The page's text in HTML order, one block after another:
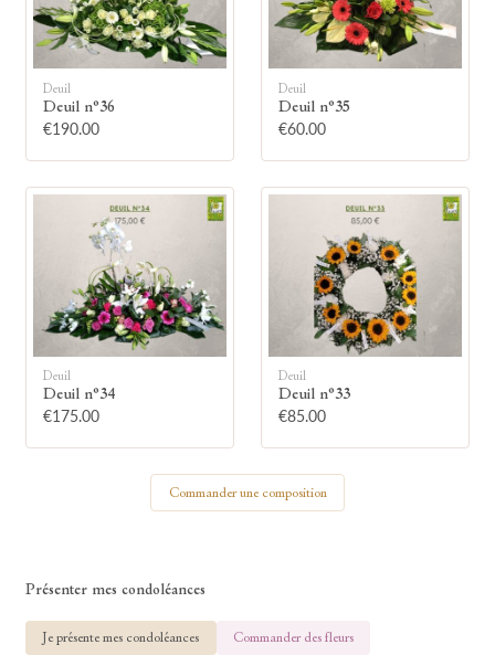
Allumez une bougie
Montrez votre soutien à la famille en
allumant symboliquement une bougie.
Votre prénom
Deuil
Deuil n°36
€190.00
Deuil
Deuil n°35
€60.00
Deuil
Deuil n°34
€175.00
Deuil
Deuil n°33
€85.00
Commander une composition
Présenter mes condoléances
Je présente mes condoléances Commander des fleurs